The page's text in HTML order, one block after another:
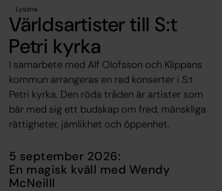
Lyssna
Världsartister till S:t
Petri kyrka
I samarbete med Alf Olofsson och Klippans
kommun arrangeras en rad konserter i S:t
Petri kyrka. Den röda tråden är artister som
bär med sig ett budskap om fred, mänskliga
rättigheter, jämlikhet och öppenhet.
5 september 2026:
En magisk kväll med Wendy
McNeilll